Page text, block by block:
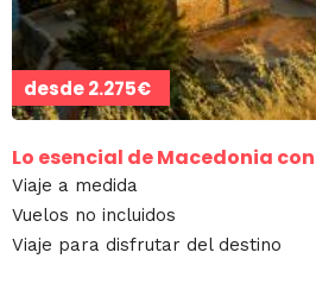
desde2.275€
Lo esencial de Macedonia
Viaje a medida
Vuelos no incluidos
Viaje para disfrutar del destino